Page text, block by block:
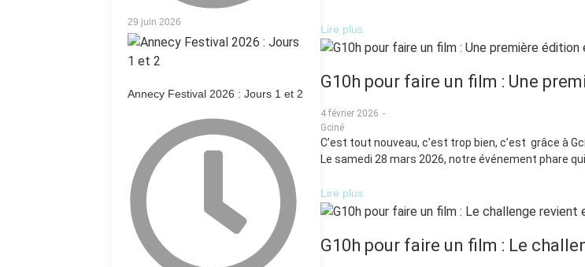
29 juin 2026
Annecy Festival 2026 : Jours 1 et 2
Lire plus
G10h pour faire un film : Une
4 février 2026 -
Gciné
C’est tout nouveau, c’est trop bien, c’est grâce à
Le samedi 28 mars 2026, notre événement phare qui
Lire plus
G10h pour faire un film : Le